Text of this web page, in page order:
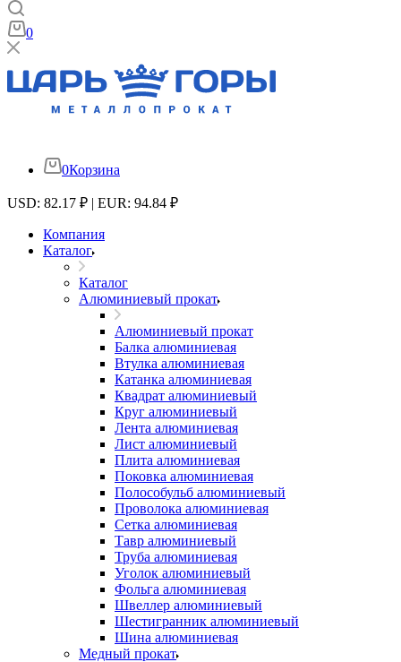
0
0Корзина
USD: 82.17 ₽ | EUR: 94.84 ₽
Компания
Каталог
Каталог
Алюминиевый прокат
Алюминиевый прокат
Балка алюминиевая
Втулка алюминиевая
Катанка алюминиевая
Квадрат алюминиевый
Круг алюминиевый
Лента алюминиевая
Лист алюминиевый
Плита алюминиевая
Поковка алюминиевая
Полособульб алюминиевый
Проволока алюминиевая
Сетка алюминиевая
Тавр алюминиевый
Труба алюминиевая
Уголок алюминиевый
Фольга алюминиевая
Швеллер алюминиевый
Шестигранник алюминиевый
Шина алюминиевая
Медный прокат